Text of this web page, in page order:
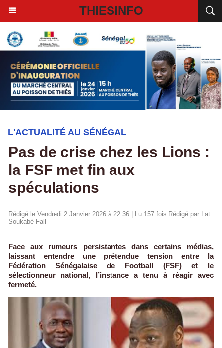
THIESINFO
L'ACTUALITÉ AU SÉNÉGAL
Pas de crise chez les Lions :
la FSF met fin aux
spéculations
Rédigé le Vendredi 2 Janvier 2026 à 22:36 | Lu 157 fois Rédigé par Lat
Soukabé Fall
Face aux rumeurs persistantes dans certains médias,
laissant entendre une prétendue tension entre la
Fédération Sénégalaise de Football (FSF) et le
sélectionneur national, l’instance a tenu à réagir avec
fermeté.